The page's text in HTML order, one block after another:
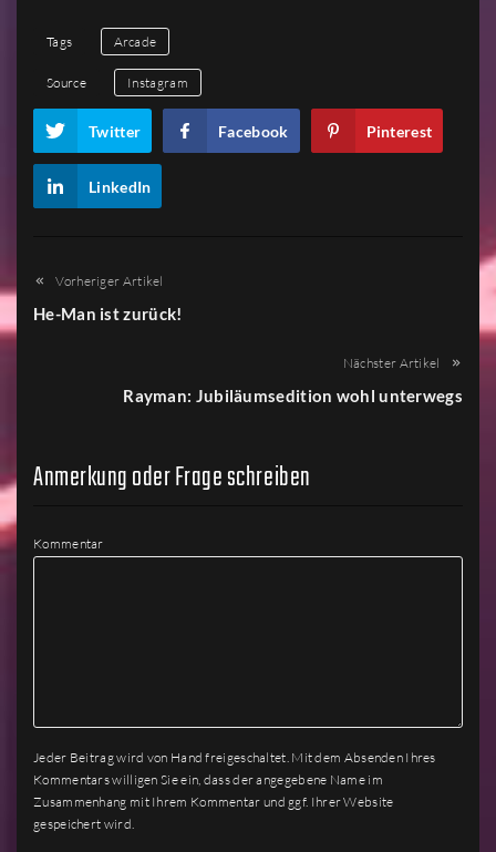
Tags Arcade
Source Instagram
Twitter Facebook Pinterest
LinkedIn
Vorheriger Artikel
He-Man ist zurück!
Nächster Artikel
Rayman: Jubiläumsedition wohl unterwegs
Anmerkung oder Frage schreiben
Kommentar
Jeder Beitrag wird von Hand freigeschaltet. Mit dem Absenden Ihres
Kommentars willigen Sie ein, dass der angegebene Name im
Zusammenhang mit Ihrem Kommentar und ggf. Ihrer Website
gespeichert wird.